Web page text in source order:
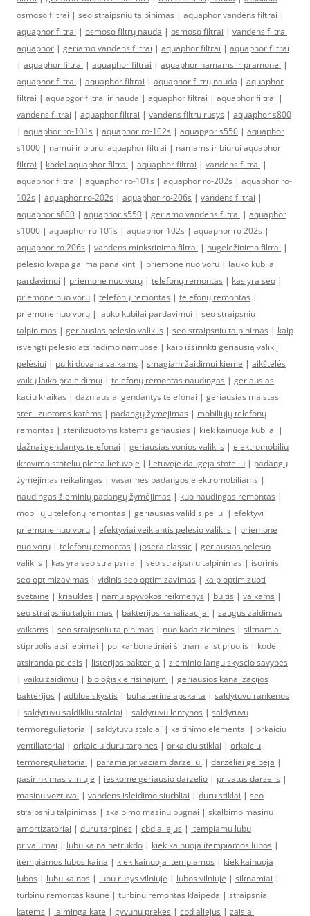
osmoso filtrai | seo straipsniu talpinimas | aquaphor vandens filtrai |
aquaphor filtrai | osmoso filtrų nauda | osmoso filtrai | vandens filtrai
aquaphor | geriamo vandens filtrai | aquaphor filtrai | aquaphor filtrai
| aquaphor filtrai | aquaphor filtrai | aquaphor namams ir pramonei |
aquaphor filtrai | aquaphor filtrai | aquaphor filtrų nauda | aquaphor
filtrai | aquapgor filtrai ir nauda | aquaphor filtrai | aquaphor filtrai |
vandens filtrai | aquaphor filtrai | vandens filtru rusys | aquaphor s800
| aquaphor ro-101s | aquaphor ro-102s | aquapgor s550 | aquaphor
s1000 | namui ir biurui aquaphor filtrai | namams ir biurui aquaphor
filtrai | kodel aquaphor filtrai | aquaphor filtrai | vandens filtrai |
aquaphor filtrai | aquaphor ro-101s | aquaphor ro-202s | aquaphor ro-
102s | aquaphor ro-202s | aquaphor ro-206s | vandens filtrai |
aquaphor s800 | aquaphor s550 | geriamo vandens filtrai | aquaphor
s1000 | aquaphor ro 101s | aquaphor 102s | aquaphor ro 202s |
aquaphor ro 206s | vandens minkstinimo filtrai | nugeležinimo filtrai |
pelesio kvapa galima panaikinti | priemone nuo voru | lauko kubilai
pardavimui | priemonė nuo vorų | telefonų remontas | kas yra seo |
priemone nuo voru | telefonų remontas | telefonų remontas |
priemonė nuo vorų | lauko kubilai pardavimui | seo straipsniu
talpinimas | geriausias pelėsio valiklis | seo straipsniu talpinimas | kaip
isvengti pelesio atsiradimo namuose | kaip išsirinkti geriausią valiklį
pelėsiui | puiki dovana vaikams | smagiam žaidimui kieme | aikštelės
vaikų laiko praleidimui | telefonų remontas naudingas | geriausias
kaciu kraikas | dazniausiai gendantys telefonai | geriausias maistas
sterilizuotoms katėms | padangų žymėjimas | mobiliųjų telefonų
remontas | sterilizuotoms katėms geriausias | kiek kainuoja kubilai |
dažnai gendantys telefonai | geriausias vonios valiklis | elektromobiliu
ikrovimo stoteliu pletra lietuvoje | lietuvoje daugeja stoteliu | padangų
žymėjimas reikalingas | vasarinės padangos elektromobiliams |
naudingas žieminių padangų žymėjimas | kuo naudingas remontas |
mobiliųjų telefonų remontas | geriausias valiklis peliui | efektyvi
priemone nuo voru | efektyviai veikiantis pelėsio valiklis | priemonė
nuo vorų | telefonų remontas | josera classic | geriausias pelesio
valiklis | kas yra seo straipsniai | seo straipsniu talpinimas | isorinis
seo optimizavimas | vidinis seo optimizavimas | kaip optimizuoti
svetaine | kriaukles | namu apyvokos reikmenys | buitis | vaikams |
seo straipsniu talpinimas | bakterijos kanalizacijai | saugus zaidimas
vaikams | seo straipsniu talpinimas | nuo kada ziemines | siltnamiai
stipruolis atsiliepimai | polikarbonatiniai šiltnamiai stipruolis | kodel
atsiranda pelesis | listerijos bakterija | zieminio langu skyscio savybes
| vaiku zaidimui | bioloģiskie risinājumi | geriausios kanalizacijos
bakterijos | adblue skystis | buhalterine apskaita | saldytuvu rankenos
| saldytuvu saldikliu stalciai | saldytuvu lentynos | saldytuvu
termoreguliatoriai | saldytuvu stalciai | kaitinimo elementai | orkaiciu
ventiliatoriai | orkaiciu duru tarpines | orkaiciu stiklai | orkaiciu
termoreguliatoriai | parama privaciam darzeliui | darzeliai gelbeja |
pasirinkimas vilniuje | ieskome geriausio darzelio | privatus darzelis |
masinu voztuvai | vandens isleidimo siurbliai | duru stiklai | seo
straipsniu talpinimas | skalbimo masinu bugnai | skalbimo masinu
amortizatoriai | duru tarpines | cbd aliejus | itempiamu lubu
privalumai | lubu kaina netrukdo | kiek kainuoja itempiamos lubos |
itempiamos lubos kaina | kiek kainuoja itempiamos | kiek kainuoja
lubos | lubu kainos | lubu rusys vilniuje | lubos vilniuje | siltnamiai |
turbinu remontas kaune | turbinu remontas klaipeda | straipsniai
katems | laiminga kate | gyvunu prekes | cbd aliejus | zaislai